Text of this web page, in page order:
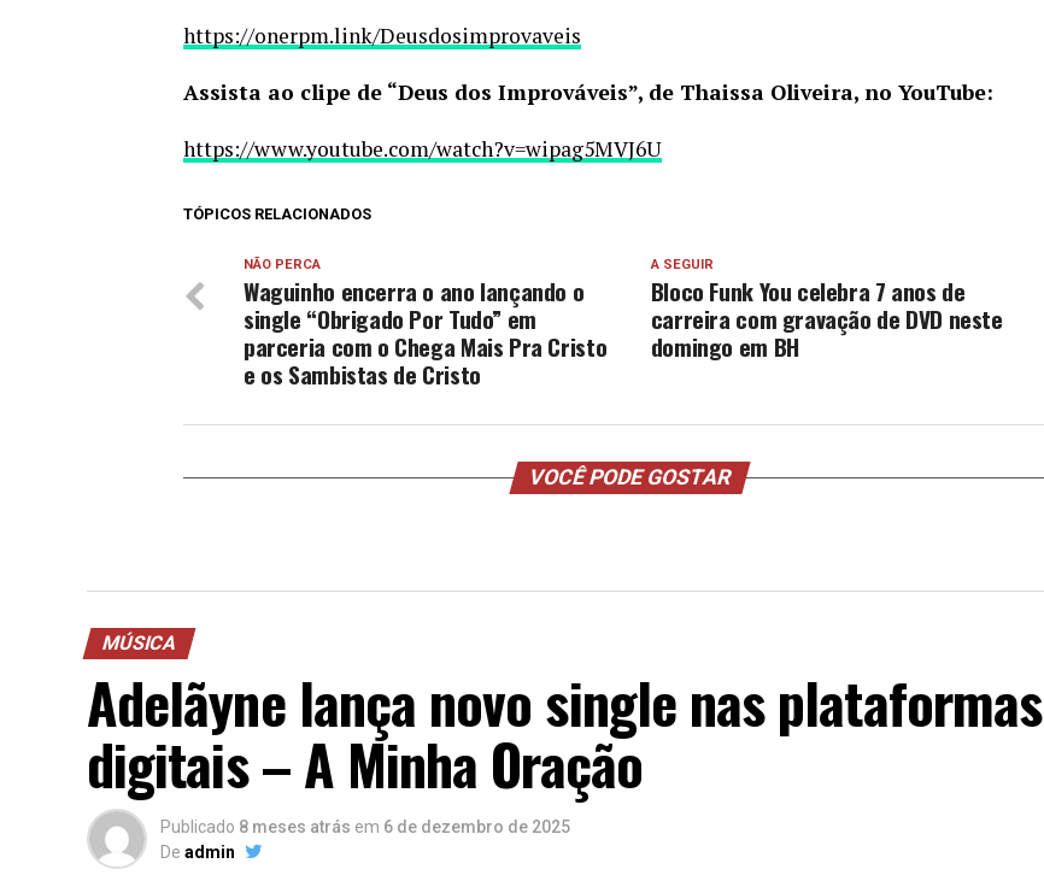
https://onerpm.link/Deusdosimprovaveis
Assista ao clipe de “Deus dos Improváveis”, de Thaissa Oliveira, no YouTube:
https://www.youtube.com/watch?v=wipag5MVJ6U
TÓPICOS RELACIONADOS
A SEGUIR
Bloco Funk You celebra 7 anos de
carreira com gravação de DVD neste
domingo em BH
NÃO PERCA
Waguinho encerra o ano lançando o
single “Obrigado Por Tudo” em
parceria com o Chega Mais Pra Cristo
e os Sambistas de Cristo
VOCÊ PODE GOSTAR
MÚSICA
Adelãyne lança novo single nas plataformas
digitais – A Minha Oração
Publicado 8 meses atrás em 6 de dezembro de 2025
De admin